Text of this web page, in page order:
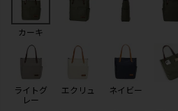
カーキ
ライトグ
レー
エクリュ ネイビー